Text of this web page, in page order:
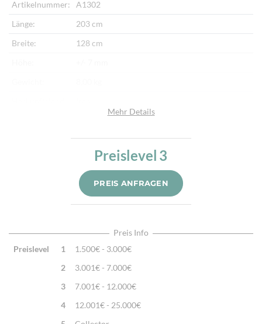
Artikelnummer:
A1302
Länge:
203 cm
Breite:
128 cm
Seide
850.000/m²
Sehr fein per Hand geknüpft
Traditionelle Machart
Mehr Details
Preislevel 3
PREIS ANFRAGEN
Preis Info
Preislevel
1
1.500€ - 3.000€
2
3.001€ - 7.000€
3
7.001€ - 12.000€
4
12.001€ - 25.000€